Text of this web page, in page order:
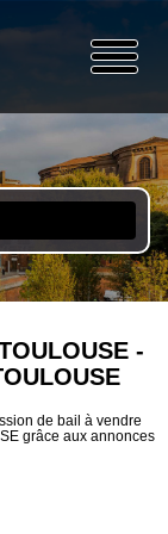
-
de bail à vendre
grâce aux annonces